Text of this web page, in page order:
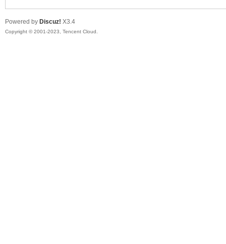
Powered by Discuz! X3.4
Copyright © 2001-2023, Tencent Cloud.